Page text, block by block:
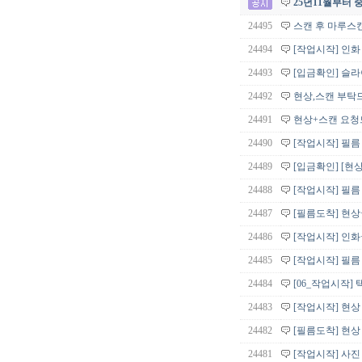
25년11월부터
24495 스캔 후 마루스
24494 [작업시작] 인
24493 [입금확인] 슬
24492 현상,스캔 부탁
24491 현상+스캔 요청
24490 [작업시작] 필
24489 [입금확인] [현
24488 [작업시작] 필
24487 [필름도착] 현
24486 [작업시작] 인
24485 [작업시작] 필
24484 [06_작업시작]
24483 [작업시작] 현상
24482 [필름도착] 현상
24481 [작업시작] 사진